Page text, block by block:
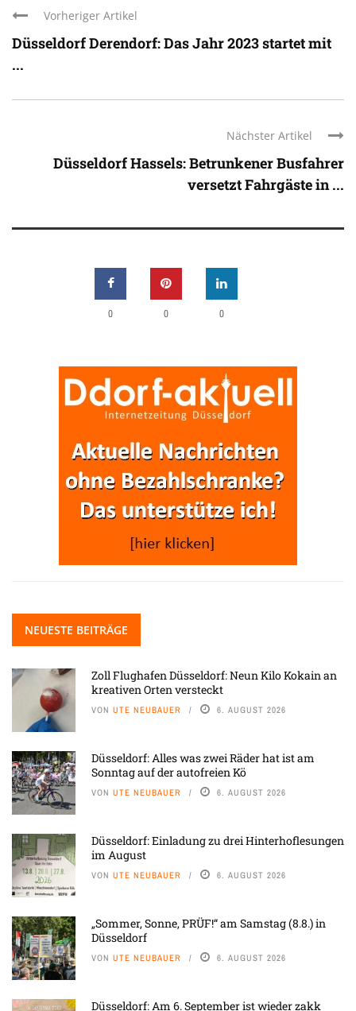
Vorheriger Artikel
Düsseldorf Derendorf: Das Jahr 2023 startet mit
...
Nächster Artikel
Düsseldorf Hassels: Betrunkener Busfahrer
versetzt Fahrgäste in ...
0 0 0
NEUESTE BEITRÄGE
Zoll Flughafen Düsseldorf: Neun Kilo Kokain an
kreativen Orten versteckt
VON UTE NEUBAUER 6. AUGUST 2026
Düsseldorf: Alles was zwei Räder hat ist am
Sonntag auf der autofreien Kö
VON UTE NEUBAUER 6. AUGUST 2026
Düsseldorf: Einladung zu drei Hinterhoflesungen
im August
VON UTE NEUBAUER 6. AUGUST 2026
„Sommer, Sonne, PRÜF!“ am Samstag (8.8.) in
Düsseldorf
VON UTE NEUBAUER 6. AUGUST 2026
Düsseldorf: Am 6. September ist wieder zakk